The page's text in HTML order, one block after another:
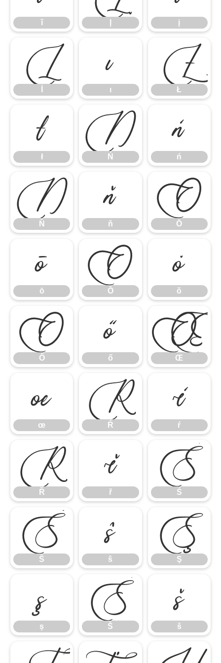
ĭ į
İ ı
ı
Ł
Ł
ł
ł
Ń
Ń
ń
ń
Ň
Ň
ň
ň
Ō
Ō
ō
ō
Ŏ
Ŏ
ŏ
ŏ
Ő
Ő
ő
ő
Œ
Œ
œ
œ
Ŕ
Ŕ
ŕ
ŕ
Ř
Ř
ř
ř
Ś
Ś
Ŝ
Ŝ
ŝ
ŝ
Ş
Ş
ş
ş
Š
Š
š
š